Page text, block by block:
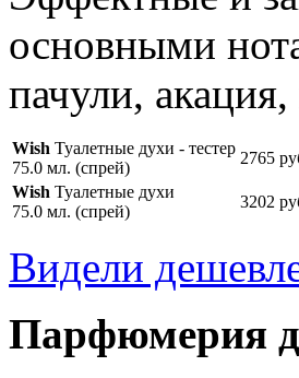
основными
пачули,
Wish Туалетные духи - тестер
75.0 мл. (спрей)
2765
Wish Туалетные духи
75.0 мл. (спрей)
3202
Видели
Парфюмерия